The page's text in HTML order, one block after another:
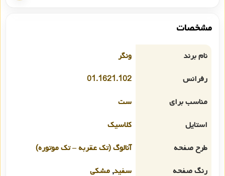
مشخصات
نام برند
ونگر
رفرانس
01.1621.102
مناسب برای
ست
استایل
کلاسیک
طرح صفحه
آنالوگ (تک عقربه – تک موتوره)
رنگ صفحه
سفید, مشکی